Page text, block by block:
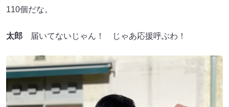
110個だな。
太郎 届いてないじゃん！ じゃあ応援呼ぶわ！